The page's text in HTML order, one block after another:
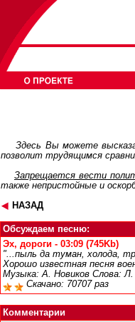
Здесь Вы можете
позволит трудящимся
Запрещается вести
также непристойные и
НАЗАД
Обсуждаем песню:
Эх, дороги - 03:09 (745Kb)
"...пыль да туман, холода,
Хорошо известная песня
Музыка: А. Новиков Слова:
Скачано: 70707 раз
Комментарии